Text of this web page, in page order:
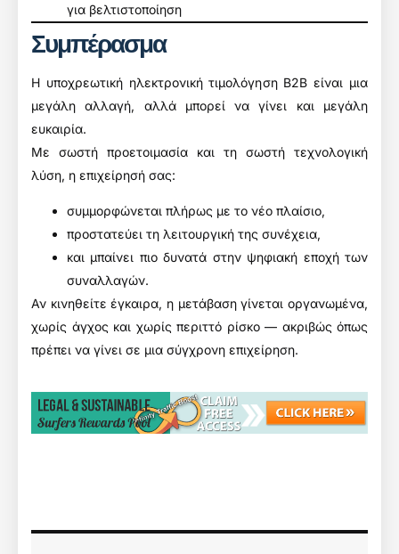
για βελτιστοποίηση
Συμπέρασμα
Η υποχρεωτική ηλεκτρονική τιμολόγηση B2B είναι μια
μεγάλη αλλαγή, αλλά μπορεί να γίνει και μεγάλη
ευκαιρία.
Με σωστή προετοιμασία και τη σωστή τεχνολογική
λύση, η επιχείρησή σας:
συμμορφώνεται πλήρως με το νέο πλαίσιο,
προστατεύει τη λειτουργική της συνέχεια,
και μπαίνει πιο δυνατά στην ψηφιακή εποχή των
συναλλαγών.
Αν κινηθείτε έγκαιρα, η μετάβαση γίνεται οργανωμένα,
χωρίς άγχος και χωρίς περιττό ρίσκο — ακριβώς όπως
πρέπει να γίνει σε μια σύγχρονη επιχείρηση.